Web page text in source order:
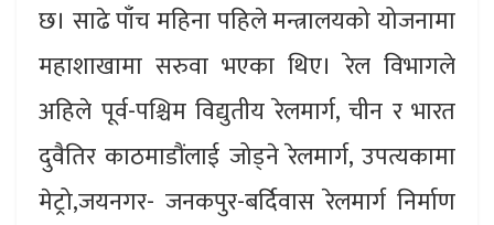
छ। साढे पाँच महिना पहिले मन्त्रालयको योजनामा
महाशाखामा सरुवा भएका थिए। रेल विभागले
अहिले पूर्व-पश्चिम विद्युतीय रेलमार्ग, चीन र भारत
दुवैतिर काठमाडौंलाई जोड्ने रेलमार्ग, उपत्यकामा
मेट्रो,जयनगर- जनकपुर-बर्दिवास रेलमार्ग निर्माण